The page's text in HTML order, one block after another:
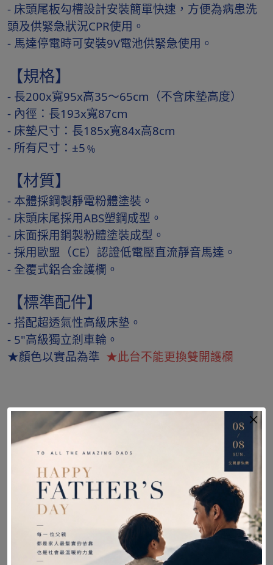
- 床頭尾板勾槽設計安裝簡單快速，方便為病患洗
頭及供緊急狀況CPR使用。
- 馬達停電時可安裝9V電池供緊急使用。
【規格】
- 長200x寬95x高35～65cm（不含床墊高度）
- 內徑：長193x寬87cm
- 床墊尺寸：長185x寬84x高8cm
- 所有尺寸：±5﹪
【材質】
- 本體採鋼製靜電粉體塗裝。
- 床頭床尾採用ABS塑鋼成型。
- 床面採用鋼製粉體塗裝成型。
- 採用歐盟（CE）認證低電壓直流靜音馬達。
- 全覆式鋁合金護欄。
【標準配件】
- 搭配超透氣性高級床墊。
- 5"高級獨立剎車輪。
★顏色以實品為準 ★此台不能更換雙開護欄
補助資訊
長照補助
補助項目
長照補助金額
低收入
中低收入
戶
一般